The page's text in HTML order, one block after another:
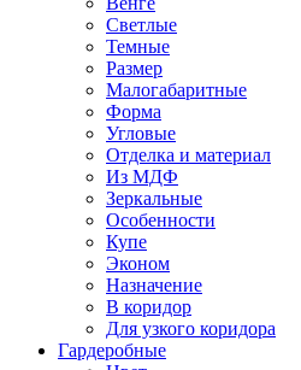
Светлые
Темные
Размер
Малогабаритные
Форма
Угловые
Отделка и материал
Из МДФ
Зеркальные
Особенности
Купе
Эконом
Назначение
В коридор
Для узкого коридора
Гардеробные